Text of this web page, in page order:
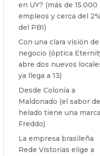
en UY? (más de 15.000
empleos y cerca del 2%
del PBI)
Con una clara visión de
negocio (óptica
abre dos nuevos
ya llega a 13)
Desde Colonia a
Maldonado (el sabor
helado tiene una
Freddo)
La empresa brasileña
Rede Vistorias elige a